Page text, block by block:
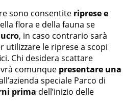
sono consentite riprese e
flora e della fauna se
, in caso contrario sarà
utilizzare le riprese a scopi
Chi desidera scattare
comunque presentare una
speciale Parco di
prima dell’inizio delle